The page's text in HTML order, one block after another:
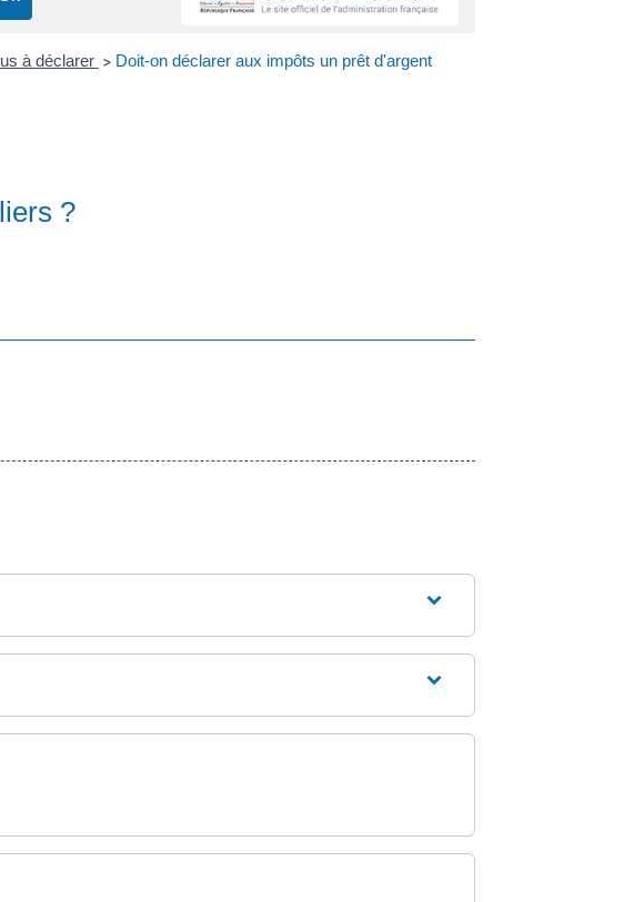
à déclarer > Doit-on déclarer aux impôts un prêt d'argent
?